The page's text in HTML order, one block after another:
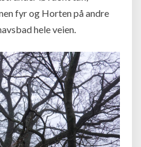
fyr og Horten på andre
hele veien.